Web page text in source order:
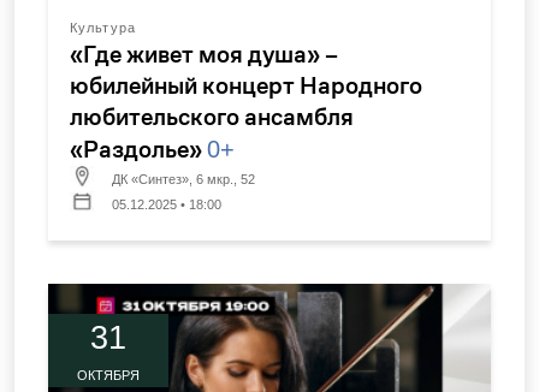
Культура
«Где живет моя душа» –
юбилейный концерт Народного
любительского ансамбля
«Раздолье»0+
ДК «Синтез», 6 мкр., 52
05.12.2025 • 18:00
31
ОКТЯБРЯ